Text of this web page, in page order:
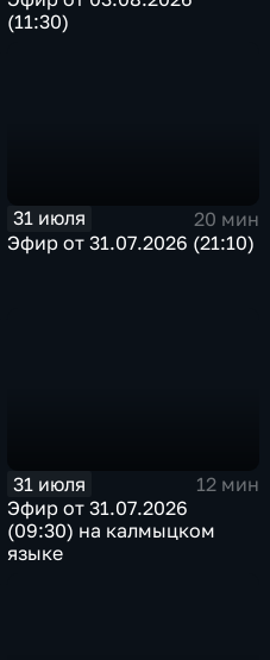
(11:30)
31 июля
20 мин
Эфир от 31.07.2026 (21:10)
31 июля
12 мин
Эфир от 31.07.2026
(09:30) на калмыцком
языке